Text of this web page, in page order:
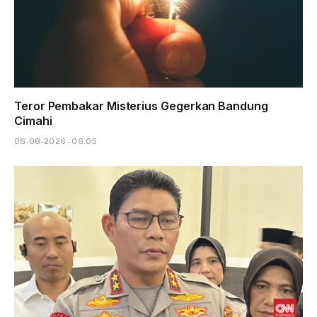
Teror Pembakar Misterius Gegerkan Bandung
Cimahi
06-08-2026 - 06.05